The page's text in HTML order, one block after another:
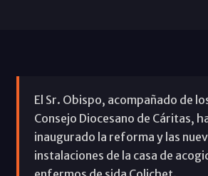
El Sr. Obispo, acompañado de
Consejo Diocesano de Cáritas,
inaugurado la reforma y las
instalaciones de la casa de